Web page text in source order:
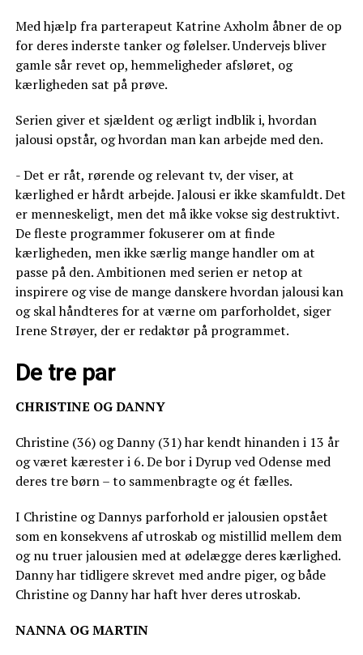
Med hjælp fra parterapeut Katrine Axholm åbner de op
for deres inderste tanker og følelser. Undervejs bliver
gamle sår revet op, hemmeligheder afsløret, og
kærligheden sat på prøve.
Serien giver et sjældent og ærligt indblik i, hvordan
jalousi opstår, og hvordan man kan arbejde med den.
- Det er råt, rørende og relevant tv, der viser, at
kærlighed er hårdt arbejde. Jalousi er ikke skamfuldt. Det
er menneskeligt, men det må ikke vokse sig destruktivt.
De fleste programmer fokuserer om at finde
kærligheden, men ikke særlig mange handler om at
passe på den. Ambitionen med serien er netop at
inspirere og vise de mange danskere hvordan jalousi kan
og skal håndteres for at værne om parforholdet, siger
Irene Strøyer, der er redaktør på programmet.
De tre par
CHRISTINE OG DANNY
Christine (36) og Danny (31) har kendt hinanden i 13 år
og været kærester i 6. De bor i Dyrup ved Odense med
deres tre børn – to sammenbragte og ét fælles.
I Christine og Dannys parforhold er jalousien opstået
som en konsekvens af utroskab og mistillid mellem dem
og nu truer jalousien med at ødelægge deres kærlighed.
Danny har tidligere skrevet med andre piger, og både
Christine og Danny har haft hver deres utroskab.
NANNA OG MARTIN